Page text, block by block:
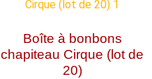
Boîte à bonbons
chapiteau Cirque (lot de
20)